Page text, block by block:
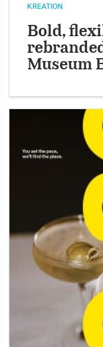
KREATION
Bold,
Museum